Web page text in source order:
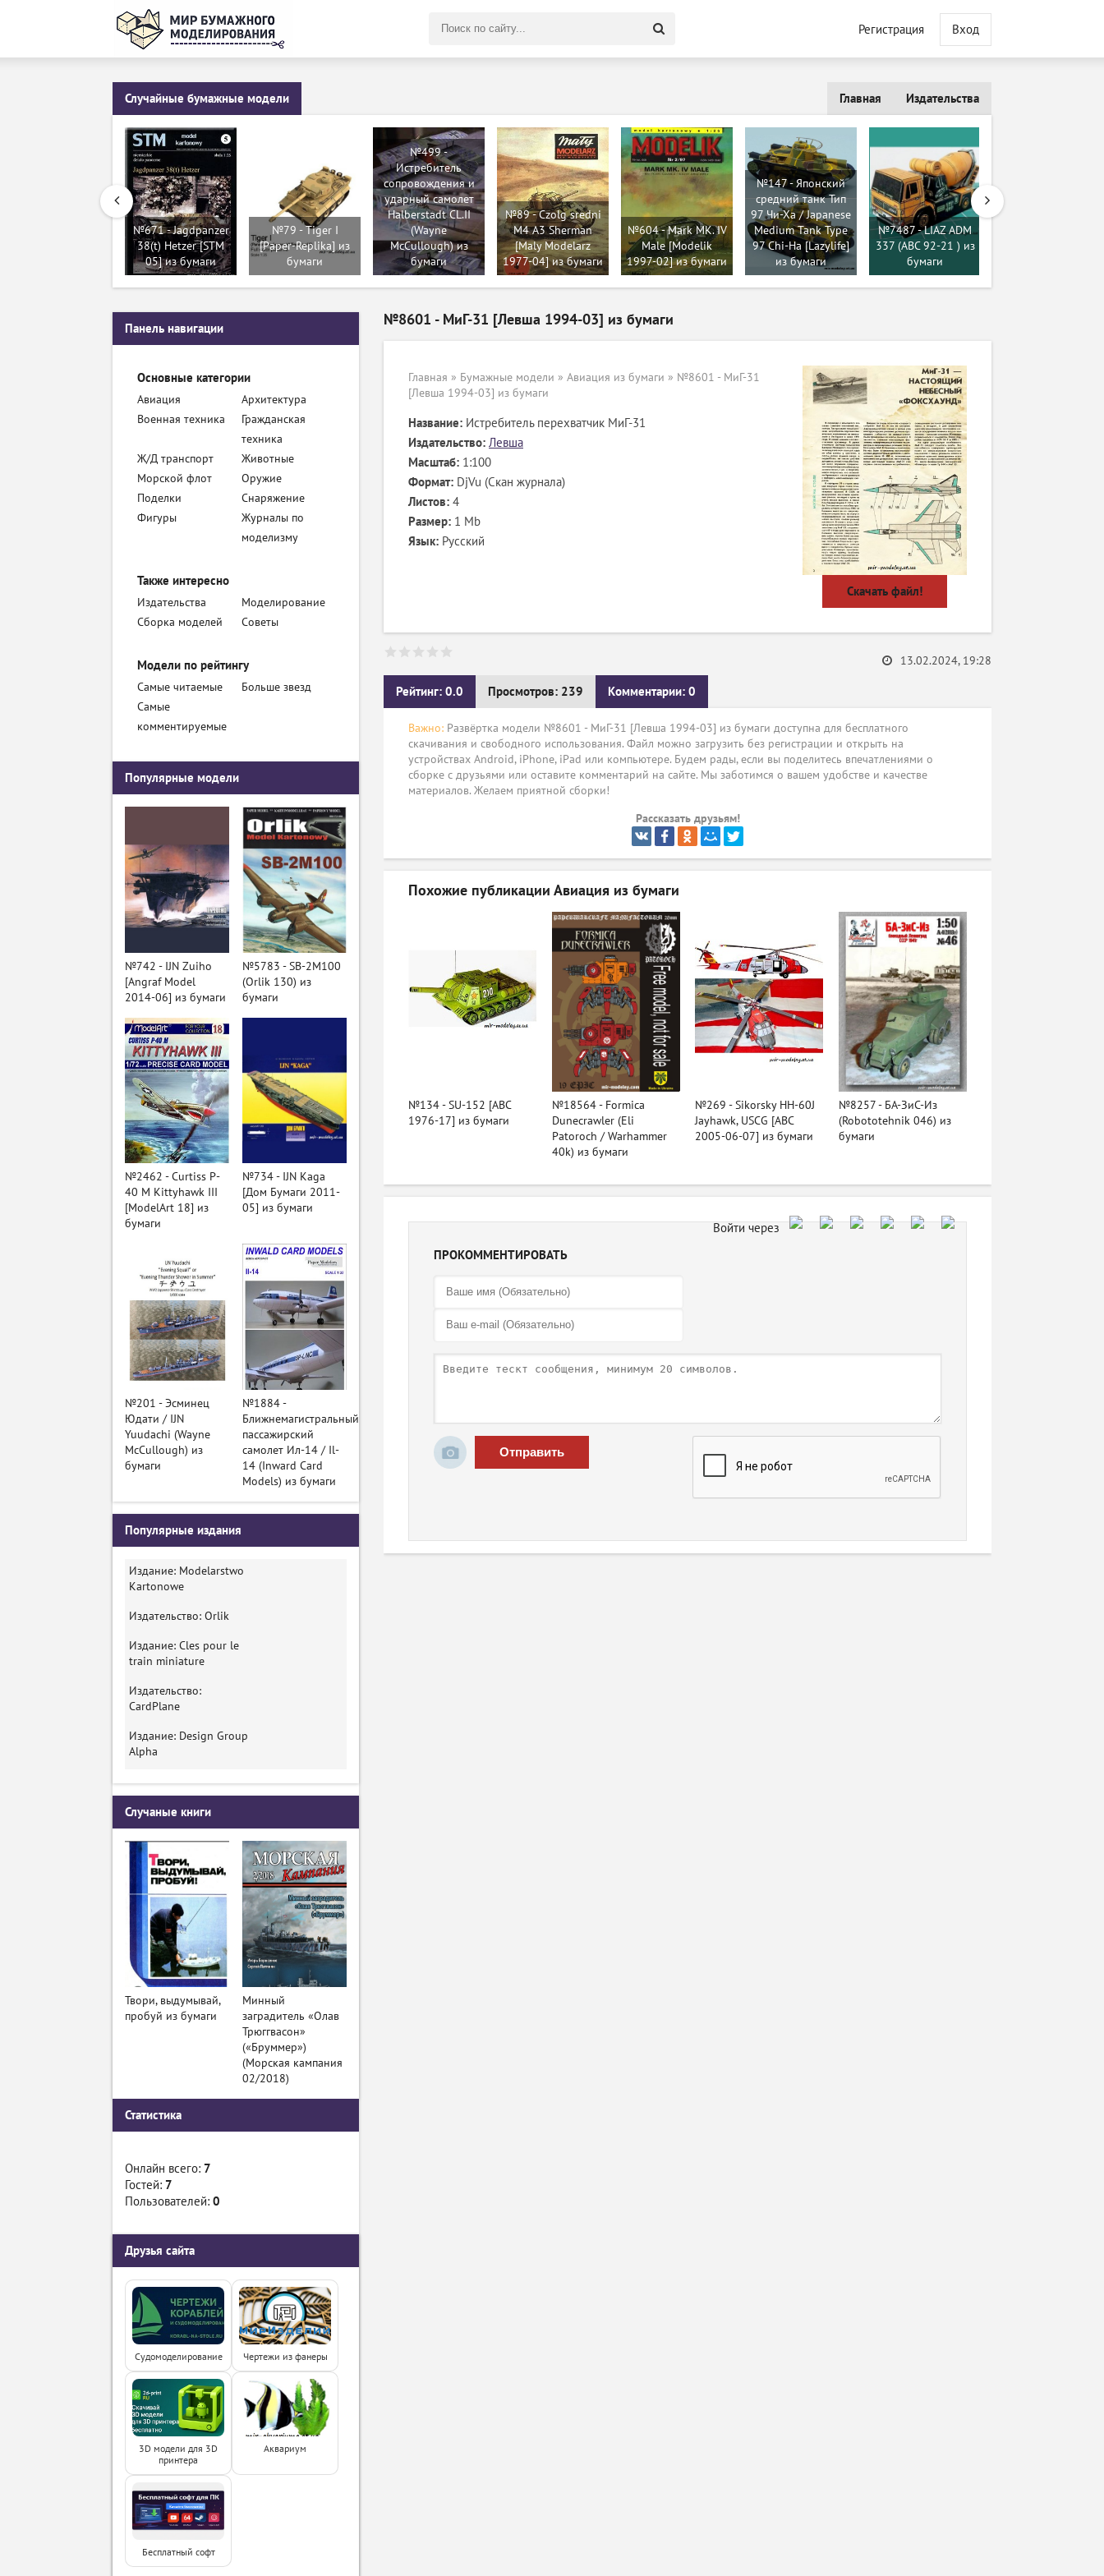
Регистрация Вход
Случайные бумажные модели Издательства
Главная
№671 - Jagdpanzer
38(t) Hetzer [STM
05] из бумаги
№79 - Tiger I
[Paper-Replika] из
бумаги
№499 -
Истребитель
сопровождения и
ударный самолет
Halberstadt CL.II
(Wayne
McCullough) из
бумаги
№89 - Czolg sredni
M4 A3 Sherman
[Maly Modelarz
1977-04] из бумаги
№604 - Mark MK. IV
Male [Modelik
1997-02] из бумаги
№147 - Японский
средний танк Тип
97 Чи-Ха / Japanese
Medium Tank Type
97 Chi-Ha [Lazylife]
из бумаги
№7487 - LIAZ ADM
337 (ABC 92-21 ) из
бумаги
№8601 - МиГ-31 [Левша 1994-03] из бумаги
Главная » Бумажные модели » Авиация из бумаги » №8601 - МиГ-31
[Левша 1994-03] из бумаги
Название: Истребитель перехватчик МиГ-31
Издательство: Левша
Масштаб: 1:100
Формат: DjVu (Скан журнала)
Листов: 4
Размер: 1 Mb
Язык: Русский
Скачать файл!
Рейтинг: 0.0 Просмотров: 239 Комментарии: 0
13.02.2024, 19:28
Важно: Развёртка модели №8601 - МиГ-31 [Левша 1994-03] из бумаги доступна для бесплатного
скачивания и свободного использования. Файл можно загрузить без регистрации и открыть на
устройствах Android, iPhone, iPad или компьютере. Будем рады, если вы поделитесь впечатлениями о
сборке с друзьями или оставите комментарий на сайте. Мы заботимся о вашем удобстве и качестве
материалов. Желаем приятной сборки!
Рассказать друзьям!
Похожие публикации Авиация из бумаги
№134 - SU-152 [ABC
1976-17] из бумаги
№18564 - Formica
Dunecrawler (Eli
Patoroch / Warhammer
40k) из бумаги
№269 - Sikorsky HH-60J
Jayhawk, USCG [ABC
2005-06-07] из бумаги
№8257 - БА-ЗиС-Из
(Robototehnik 046) из
бумаги
ПРОКОММЕНТИРОВАТЬ
Отправить
Панель навигации
Основные категории
Авиация
Архитектура
Военная техника
Гражданская
техника
Ж/Д транспорт
Животные
Морской флот
Оружие
Поделки
Снаряжение
Фигуры
Журналы по
моделизму
Также интересно
Издательства
Моделирование
Сборка моделей
Советы
Модели по рейтингу
Самые читаемые
Больше звезд
Самые
комментируемые
Популярные модели
№742 - IJN Zuiho
[Angraf Model
2014-06] из бумаги
№5783 - SB-2M100
(Orlik 130) из
бумаги
№2462 - Curtiss P-
40 M Kittyhawk III
[ModelArt 18] из
бумаги
№734 - IJN Kaga
[Дом Бумаги 2011-
05] из бумаги
№201 - Эсминец
Юдати / IJN
Yuudachi (Wayne
McCullough) из
бумаги
№1884 -
Ближнемагистральный
пассажирский
самолет Ил-14 / Il-
14 (Inward Card
Models) из бумаги
Популярные издания
Издание: Modelarstwo
Kartonowe
Издательство: Orlik
Издание: Cles pour le
train miniature
Издательство:
CardPlane
Издание: Design Group
Alpha
Случаные книги
Твори, выдумывай,
пробуй из бумаги
Минный
заградитель «Олав
Трюггвасон»
(«Бруммер»)
(Морская кампания
02/2018)
Статистика
Онлайн всего: 7
Гостей: 7
Пользователей: 0
Друзья сайта
Судомоделирование Чертежи из фанеры
3D модели для 3D
принтера
Аквариум
Бесплатный софт